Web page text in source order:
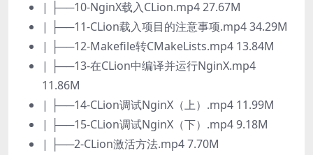
| ├──10-NginX载入CLion.mp4 27.67M
| ├──11-CLion载入项目的注意事项.mp4 34.29M
| ├──12-Makefile转CMakeLists.mp4 13.84M
| ├──13-在CLion中编译并运行NginX.mp4
11.86M
| ├──14-CLion调试NginX（上）.mp4 11.99M
| ├──15-CLion调试NginX（下）.mp4 9.18M
| ├──2-CLion激活方法.mp4 7.70M